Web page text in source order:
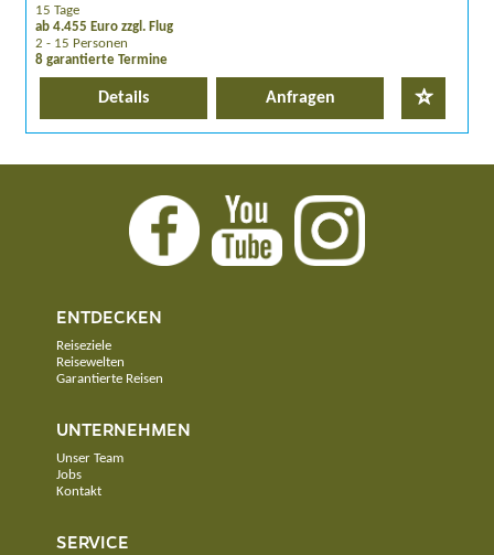
15 Tage
ab 4.455 Euro zzgl. Flug
2 - 15 Personen
8 garantierte Termine
Details Anfragen
ENTDECKEN
Reiseziele
Reisewelten
Garantierte Reisen
UNTERNEHMEN
Unser Team
Jobs
Kontakt
SERVICE